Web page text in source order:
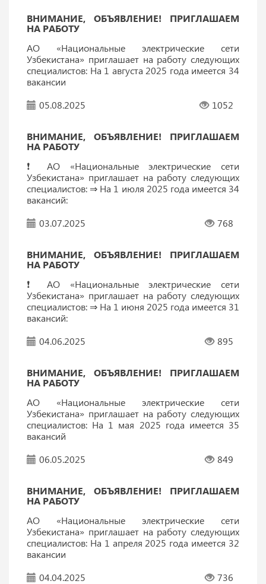
ВНИМАНИЕ, ОБЪЯВЛЕНИЕ! ПРИГЛАШАЕМ
НА РАБОТУ
АО «Национальные электрические сети
Узбекистана» приглашает на работу следующих
специалистов: На 1 августа 2025 года имеется 34
вакансии
05.08.2025
1052
ВНИМАНИЕ, ОБЪЯВЛЕНИЕ! ПРИГЛАШАЕМ
НА РАБОТУ
❗️ АО «Национальные электрические сети
Узбекистана» приглашает на работу следующих
специалистов: ⇒ На 1 июля 2025 года имеется 34
вакансий:
03.07.2025
768
ВНИМАНИЕ, ОБЪЯВЛЕНИЕ! ПРИГЛАШАЕМ
НА РАБОТУ
❗️ АО «Национальные электрические сети
Узбекистана» приглашает на работу следующих
специалистов: ⇒ На 1 июня 2025 года имеется 31
вакансий:
04.06.2025
895
ВНИМАНИЕ, ОБЪЯВЛЕНИЕ! ПРИГЛАШАЕМ
НА РАБОТУ
АО «Национальные электрические сети
Узбекистана» приглашает на работу следующих
специалистов: На 1 мая 2025 года имеется 35
вакансий
06.05.2025
849
ВНИМАНИЕ, ОБЪЯВЛЕНИЕ! ПРИГЛАШАЕМ
НА РАБОТУ
АО «Национальные электрические сети
Узбекистана» приглашает на работу следующих
специалистов: На 1 апреля 2025 года имеется 32
вакансии
04.04.2025
736